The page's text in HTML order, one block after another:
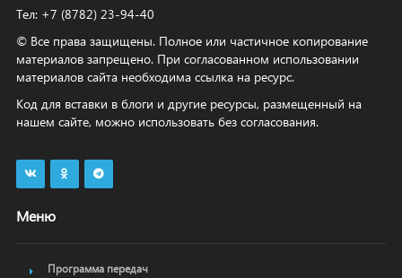
Тел: +7 (8782) 23‑94‑40
© Все права защищены. Полное или частичное копирование
материалов запрещено. При согласованном использовании
материалов сайта необходима ссылка на ресурс.
Код для вставки в блоги и другие ресурсы, размещенный на
нашем сайте, можно использовать без согласования.
Меню
Программа передач